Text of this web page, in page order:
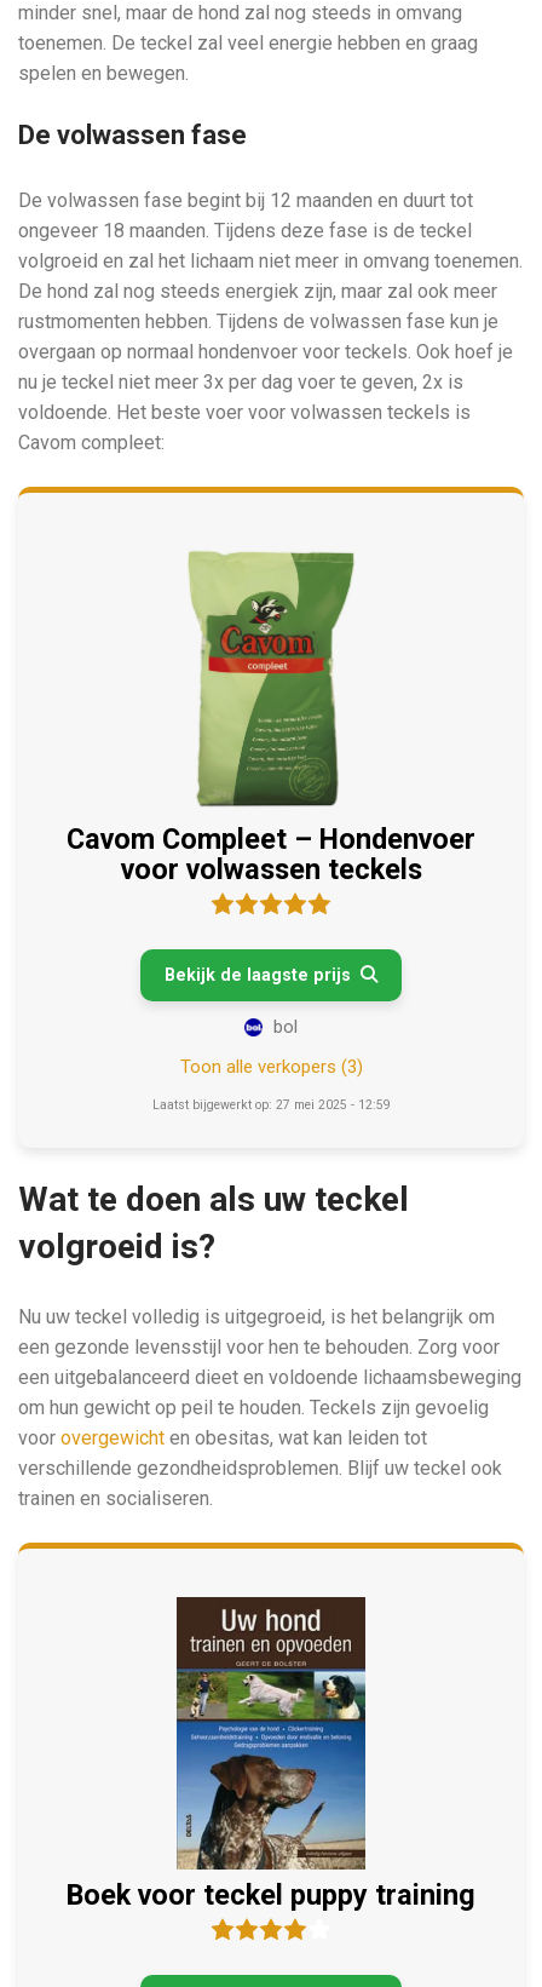
minder snel, maar de hond zal nog steeds in omvang
toenemen. De teckel zal veel energie hebben en graag
spelen en bewegen.
De volwassen fase
De volwassen fase begint bij 12 maanden en duurt tot
ongeveer 18 maanden. Tijdens deze fase is de teckel
volgroeid en zal het lichaam niet meer in omvang toenemen.
De hond zal nog steeds energiek zijn, maar zal ook meer
rustmomenten hebben. Tijdens de volwassen fase kun je
overgaan op normaal hondenvoer voor teckels. Ook hoef je
nu je teckel niet meer 3x per dag voer te geven, 2x is
voldoende. Het beste voer voor volwassen teckels is
Cavom compleet:
Cavom Compleet – Hondenvoer
voor volwassen teckels
Bekijk de laagste prijs 
bol
Toon alle verkopers (3)
Laatst bijgewerkt op: 27 mei 2025 - 12:59
Wat te doen als uw teckel
volgroeid is?
Nu uw teckel volledig is uitgegroeid, is het belangrijk om
een gezonde levensstijl voor hen te behouden. Zorg voor
een uitgebalanceerd dieet en voldoende lichaamsbeweging
om hun gewicht op peil te houden. Teckels zijn gevoelig
voor overgewicht en obesitas, wat kan leiden tot
verschillende gezondheidsproblemen. Blijf uw teckel ook
trainen en socialiseren.
Boek voor teckel puppy training